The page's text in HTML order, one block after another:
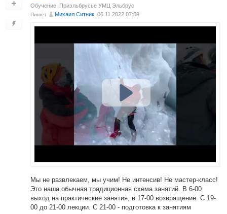
Обучение Приэльбрусье УМЦ Эльбрус
Пишет Михаил Ситник , 06.11.2022 07:59
Мы не развлекаем, мы учим! Не интенсив! Не мастер-класс!
Это наша обычная традиционная схема занятий. В 6-00
выход на практические занятия, в 17-00 возвращение. С 19-
00 до 21-00 лекции. С 21-00 - подготовка к занятиям